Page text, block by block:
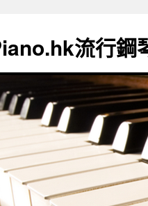
流行鋼